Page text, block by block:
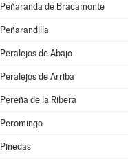
Peñaranda de Bracamonte
Peñarandilla
Peralejos de Abajo
Peralejos de Arriba
Pereña de la Ribera
Peromingo
Pinedas